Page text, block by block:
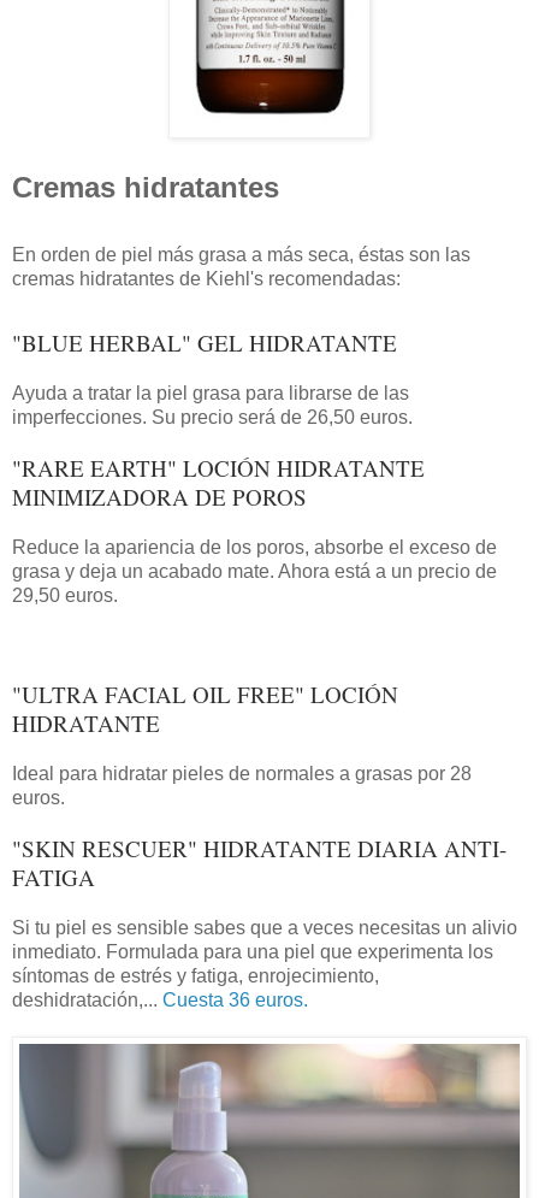
Cremas hidratantes
En orden de piel más grasa a más seca, éstas son las
cremas hidratantes de Kiehl's recomendadas:
"BLUE HERBAL" GEL HIDRATANTE
Ayuda a tratar la piel grasa para librarse de las
imperfecciones. Su precio será de 26,50 euros.
"RARE EARTH" LOCIÓN HIDRATANTE
MINIMIZADORA DE POROS
Reduce la apariencia de los poros, absorbe el exceso de
grasa y deja un acabado mate. Ahora está a un precio de
29,50 euros.
"ULTRA FACIAL OIL FREE" LOCIÓN
HIDRATANTE
Ideal para hidratar pieles de normales a grasas por 28
euros.
"SKIN RESCUER" HIDRATANTE DIARIA ANTI-
FATIGA
Si tu piel es sensible sabes que a veces necesitas un alivio
inmediato. Formulada para una piel que experimenta los
síntomas de estrés y fatiga, enrojecimiento,
deshidratación,... Cuesta 36 euros.